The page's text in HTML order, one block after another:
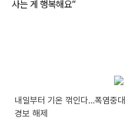
내일부터 기온 꺾인다…폭염중대
경보 해제